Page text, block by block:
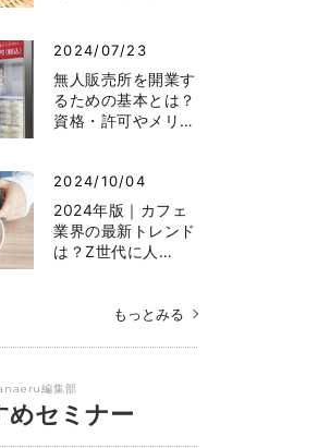
2024/07/23
無人販売所を開業す
るための基本とは？
資格・許可やメリ…
2024/10/04
2024年版｜カフェ
業界の最新トレンド
は？Z世代に人…
もっとみる
編集部
めセミナー